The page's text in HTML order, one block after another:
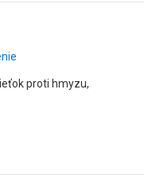
proti hmyzu,